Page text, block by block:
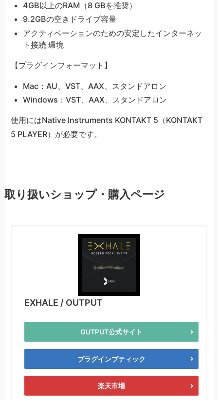
4GB以上のRAM（8 GBを推奨）
9.2GBの空きドライブ容量
アクティベーションのための安定したインターネッ
ト接続 環境
【プラグインフォーマット】
Mac：AU、VST、AAX、スタンドアロン
Windows：VST、AAX、スタンドアロン
使用にはNative Instruments KONTAKT 5（KONTAKT
5 PLAYER）が必要です。
取り扱いショップ・購入ページ
EXHALE / OUTPUT
OUTPUT公式サイト
プラグインブティック
楽天市場